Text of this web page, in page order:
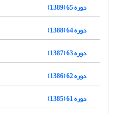
دوره 65 (1389)
دوره 64 (1388)
دوره 63 (1387)
دوره 62 (1386)
دوره 61 (1385)